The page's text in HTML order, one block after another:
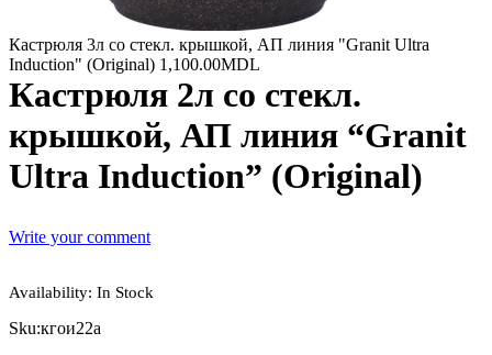
Кастрюля 3л со стекл. крышкой, АП линия "Granit Ultra
Induction" (Original) 1,100.00MDL
Кастрюля 2л со стекл.
крышкой, АП линия “Granit
Ultra Induction” (Original)
Write your comment
Availability: In Stock
Sku:кгои22а